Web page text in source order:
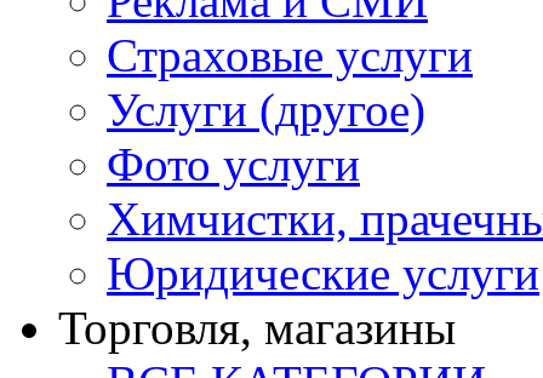
Страховые услуги
Услуги (другое)
Фото услуги
Химчистки,
Юридические услуги
Торговля, магазины